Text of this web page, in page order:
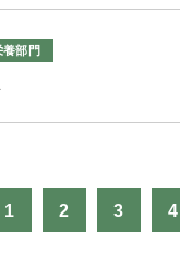
養部門
1 2 3 4